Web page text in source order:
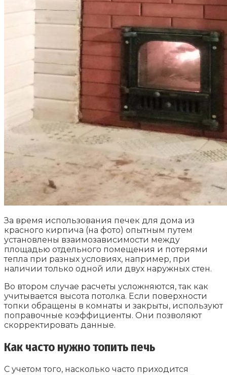
За время использования печек для дома из
красного кирпича (на фото) опытным путем
установлены взаимозависимости между
площадью отдельного помещения и потерями
тепла при разных условиях, например, при
наличии только одной или двух наружных стен.
Во втором случае расчеты усложняются, так как
учитывается высота потолка. Если поверхности
топки обращены в комнаты и закрыты, используют
поправочные коэффициенты. Они позволяют
скорректировать данные.
Как часто нужно топить печь
С учетом того, насколько часто приходится